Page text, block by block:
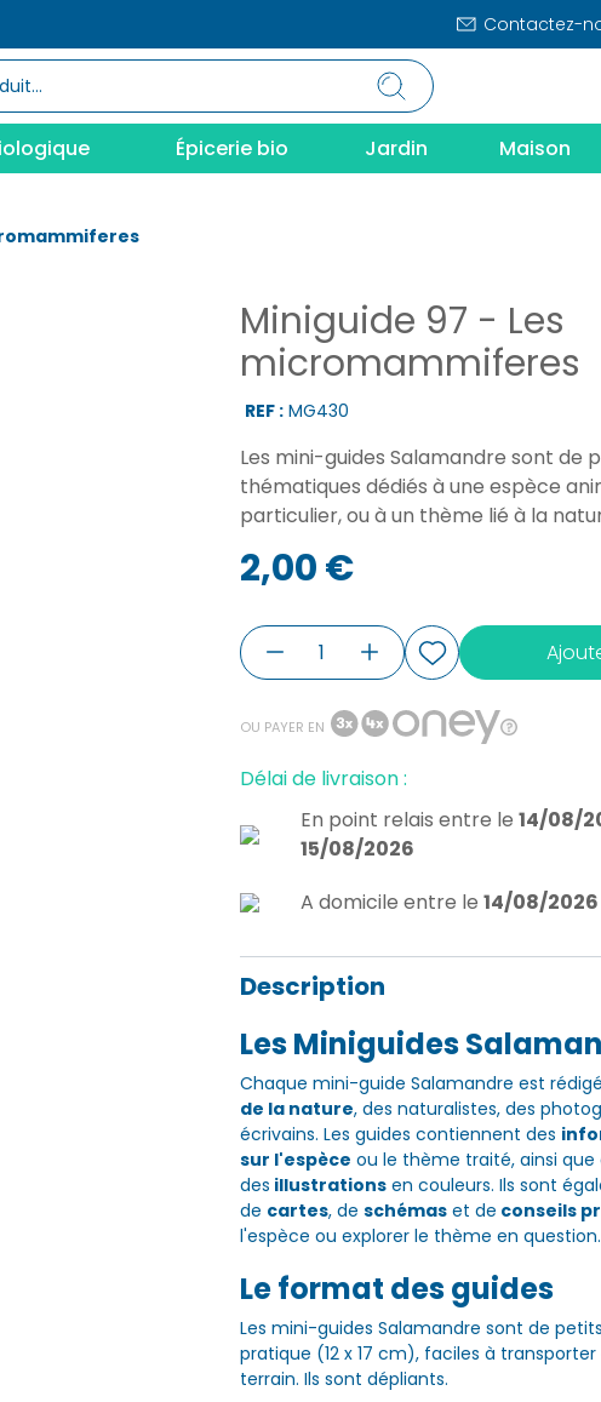
Contactez-
Épicerie bio Jardin Maison
Miniguide 97 - Les
micromammiferes
REF : MG430
Les mini-guides Salamandre sont de
thématiques dédiés à une espèce
particulier, ou à un thème lié à la
2,00 €
OU PAYER EN
Délai de livraison :
En point relais entre le 14/08/
15/08/2026
A domicile entre le 14/08/2026
Description
Les Miniguides
Chaque mini-guide Salamandre est
de la nature, des naturalistes, des
écrivains. Les guides contiennent des
sur l'espèce ou le thème traité, ainsi que
des illustrationsen couleurs. Ils sont
de cartes, de schémaset de conseils
l'espèce ou explorer le thème en question.
Le format des guides
Les mini-guides Salamandre sont de
pratique (12 x 17 cm), faciles à
terrain. Ils sont dépliants.